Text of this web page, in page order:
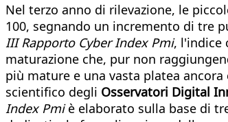
Nel terzo anno di rilevazione, le
100, segnando un incremento di tre
III Rapporto Cyber Index Pmi, l'indice
maturazione che, pur non
più mature e una vasta platea
scientifico degli Osservatori Digital
Index Pmiè elaborato sulla base di